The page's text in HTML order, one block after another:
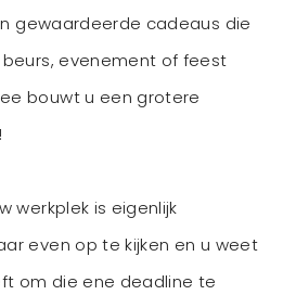
gewaardeerde cadeaus die
evenement of feest
bouwt u een grotere
werkplek is eigenlijk
even op te kijken en u weet
om die ene deadline te